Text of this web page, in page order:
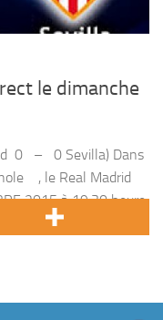
le dimanche
0 – 0 Sevilla) Dans
, le Real Madrid
2015 à 19:30 heure